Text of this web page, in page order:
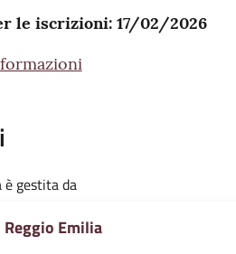
le iscrizioni: 17/02/2026
è gestita da
Emilia